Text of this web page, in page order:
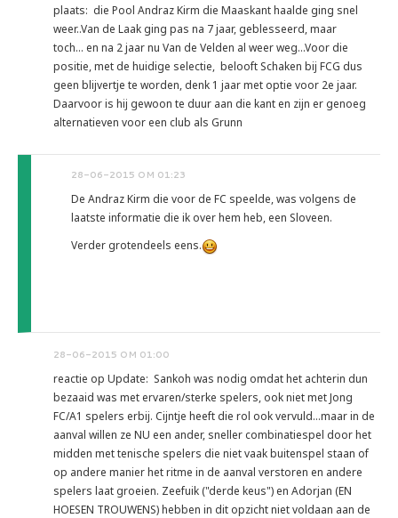
plaats: die Pool Andraz Kirm die Maaskant haalde ging snel
weer..Van de Laak ging pas na 7 jaar, geblesseerd, maar
toch... en na 2 jaar nu Van de Velden al weer weg...Voor die
positie, met de huidige selectie, belooft Schaken bij FCG dus
geen blijvertje te worden, denk 1 jaar met optie voor 2e jaar.
Daarvoor is hij gewoon te duur aan die kant en zijn er genoeg
alternatieven voor een club als Grunn
28-06-2015 OM 01:23
De Andraz Kirm die voor de FC speelde, was volgens de
laatste informatie die ik over hem heb, een Sloveen.
Verder grotendeels eens.
28-06-2015 OM 01:00
reactie op Update: Sankoh was nodig omdat het achterin dun
bezaaid was met ervaren/sterke spelers, ook niet met Jong
FC/A1 spelers erbij. Cijntje heeft die rol ook vervuld...maar in de
aanval willen ze NU een ander, sneller combinatiespel door het
midden met tenische spelers die niet vaak buitenspel staan of
op andere manier het ritme in de aanval verstoren en andere
spelers laat groeien. Zeefuik ("derde keus") en Adorjan (EN
HOESEN TROUWENS) hebben in dit opzicht niet voldaan aan de